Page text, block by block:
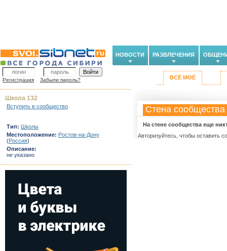
НОВОСТИ РАЗВЛЕЧЕНИЯ
Регистрация Забыли пароль? ВСЁ МОЁ
Стена сообщества
На стене сообщества еще
Авторизуйтесь, чтобы оставить
Школа 132
Вступить в сообщество
Тип: Школы
Местоположение: Ростов-на-Дону
(Россия)
Описание:
не указано